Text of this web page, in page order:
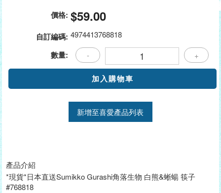
價格: $59.00
自訂編碼: 4974413768818
數量: - +
新增至喜愛產品列表
產品介紹
*現貨*日本直送Sumikko Gurashi角落生物 白熊&蜥蝪 筷子
#768818